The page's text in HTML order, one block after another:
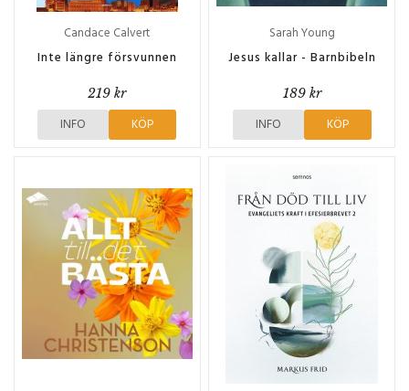
Candace Calvert
Inte längre försvunnen
219 kr
INFO KÖP
Sarah Young
Jesus kallar - Barnbibeln
189 kr
INFO KÖP